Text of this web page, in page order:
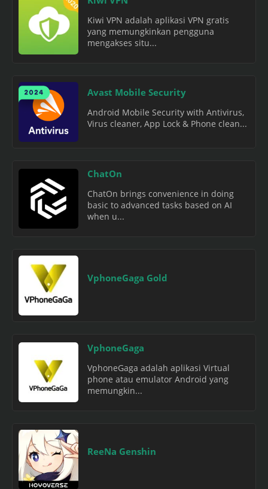
Kiwi VPN adalah aplikasi VPN gratis
yang memungkinkan pengguna
mengakses situ...
Avast Mobile Security
Android Mobile Security with Antivirus,
Virus cleaner, App Lock & Phone clean...
ChatOn
ChatOn brings convenience in doing
basic to advanced tasks based on AI
when u...
VphoneGaga Gold
VphoneGaga
VphoneGaga adalah aplikasi Virtual
phone atau emulator Android yang
memungkin...
ReeNa Genshin